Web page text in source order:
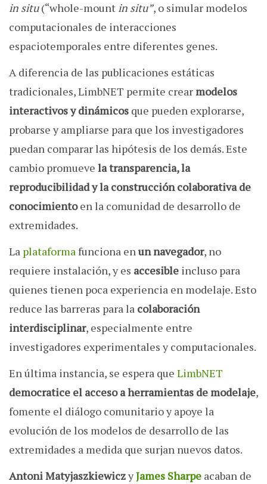
in situ(“whole-mount in situ”, o simular modelos
computacionales de interacciones
espaciotemporales entre diferentes genes.
A diferencia de las publicaciones estáticas
tradicionales, LimbNET permite crearmodelos
interactivos y dinámicos que pueden explorarse,
probarse y ampliarse para que los investigadores
puedan comparar las hipótesis de los demás. Este
cambio promueve la transparencia, la
reproducibilidad y la construcción colaborativa de
conocimientoen la comunidad de desarrollo de
extremidades.
La plataformafunciona enun navegador, no
requiere instalación, y es accesible incluso para
quienes tienen poca experiencia en modelaje. Esto
reduce las barreras para la colaboración
interdisciplinar, especialmente entre
investigadores experimentales y computacionales.
En última instancia, se espera que LimbNET
democratice el acceso a herramientas de modelaje,
fomente el diálogo comunitario y apoye la
evolución de los modelos de desarrollo de las
extremidades a medida que surjan nuevos datos.
Antoni MatyjaszkiewiczyJames Sharpe acaban de